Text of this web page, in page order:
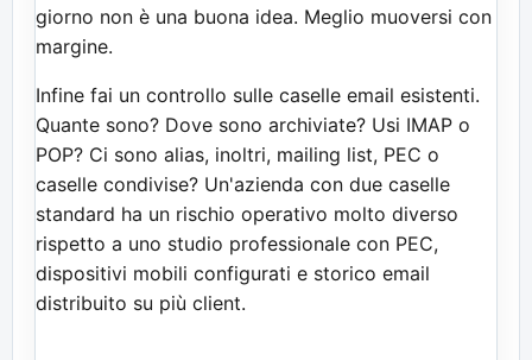
giorno non è una buona idea. Meglio muoversi con
margine.
Infine fai un controllo sulle caselle email esistenti.
Quante sono? Dove sono archiviate? Usi IMAP o
POP? Ci sono alias, inoltri, mailing list, PEC o
caselle condivise? Un'azienda con due caselle
standard ha un rischio operativo molto diverso
rispetto a uno studio professionale con PEC,
dispositivi mobili configurati e storico email
distribuito su più client.